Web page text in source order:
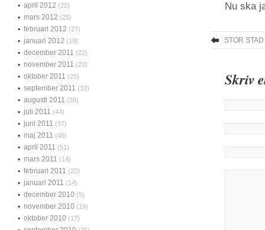
Nu ska
STOR
Skriv
april 2012 (22)
mars 2012 (25)
februari 2012 (27)
januari 2012 (19)
december 2011 (22)
november 2011 (23)
oktober 2011 (25)
september 2011 (33)
augusti 2011 (38)
juli 2011 (44)
juni 2011 (37)
maj 2011 (45)
april 2011 (51)
mars 2011 (14)
februari 2011 (22)
januari 2011 (14)
december 2010 (5)
november 2010 (19)
oktober 2010 (17)